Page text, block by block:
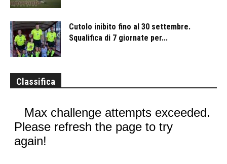
Cutolo inibito fino al 30 settembre.
Squalifica di 7 giornate per...
Classifica